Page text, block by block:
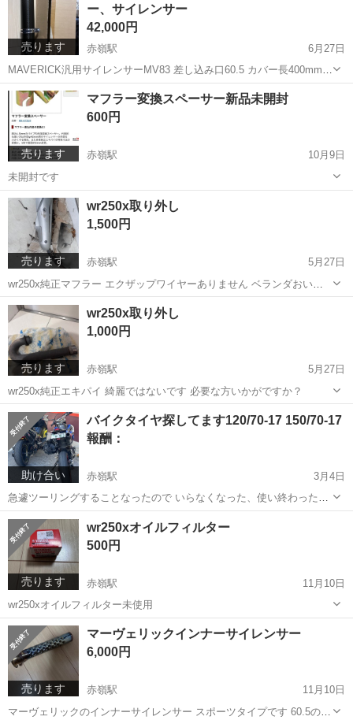
売ります
ー、サイレンサー
42,000円
赤嶺駅
6月27日
MAVERICK汎用サイレンサーMV83 差し込み口60.5 カバー長400mm
エンド形状SC とても綺麗です（美品） 音が綺麗で重低音が効いてて
キレのいい音です 大型バイクにいいと思います この機会にいかがでし
ょうか？
沖縄 豊見城市 赤嶺駅 マーヴェリック
売ります
マフラー変換スペーサー新品未開封
600円
赤嶺駅
10月9日
未開封です
沖縄 豊見城市 赤嶺駅 バイク
売ります
wr250x取り外し
1,500円
赤嶺駅
5月27日
wr250x純正マフラー エクザップワイヤーありません ベランダおいて
たので 状態良くないです サイレンサーカバーのねじ紛失しました 穴
はあいてないです
沖縄 豊見城市 赤嶺駅 その他
売ります
wr250x取り外し
1,000円
赤嶺駅
5月27日
wr250x純正エキパイ 綺麗ではないです 必要な方いかがですか？
沖縄 豊見城市 赤嶺駅 その他 エキパイ
助け合い
バイクタイヤ探してます120/70-17 150/70-17
報酬：
赤嶺駅
3月4日
急遽ツーリングすることなったので いらなくなった、使い終わったタ
イヤ譲ってください
沖縄 豊見城市 買いたい/ください
売ります
wr250xオイルフィルター
500円
赤嶺駅
11月10日
wr250xオイルフィルター未使用
沖縄 豊見城市 赤嶺駅 バイク
売ります
マーヴェリックインナーサイレンサー
6,000円
赤嶺駅
11月10日
マーヴェリックのインナーサイレンサー スポーツタイプです 60.5のサ